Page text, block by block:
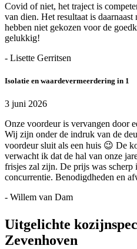
Covid of niet, het traject is
van dien. Het resultaat is
hebben niet gekozen voor de
gelukkig!
- Lisette Gerritsen
Isolatie en waardevermeerdering in 1
3 juni 2026
Onze voordeur is vervangen door
Wij zijn onder de indruk van de
voordeur sluit als een huis 😉 De
verwacht ik dat de hal van onze
frisjes zal zijn. De prijs was scherp
concurrentie. Benodigdheden en
- Willem van Dam
Uitgelichte
Zevenhoven